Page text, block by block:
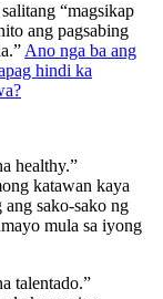
“magsikap
ang pagsabing
Ano nga ba ang
hindi ka
healthy.”
katawan kaya
sako-sako ng
mula sa iyong
talentado.”